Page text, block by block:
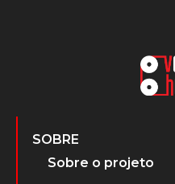
SOBRE
Sobre o projeto